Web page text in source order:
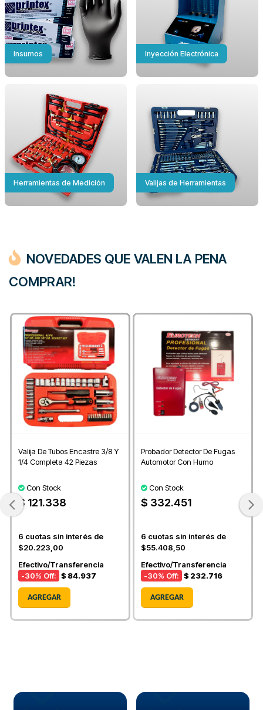
Insumos Inyección Electrónica
Herramientas de Medición Valijas de Herramientas
NOVEDADES QUE VALEN LA PENA
COMPRAR!
Valija De Tubos Encastre 3/8 Y
1/4 Completa 42 Piezas
Con Stock
$ 121.338
6 cuotas sin interés de
$20.223,00
Efectivo/Transferencia
-30% Off: $ 84.937
AGREGAR
Probador Detector De Fugas
Automotor Con Humo
Con Stock
$ 332.451
6 cuotas sin interés de
$55.408,50
Efectivo/Transferencia
-30% Off: $ 232.716
AGREGAR